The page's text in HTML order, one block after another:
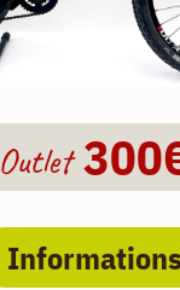
Outlet
Informations